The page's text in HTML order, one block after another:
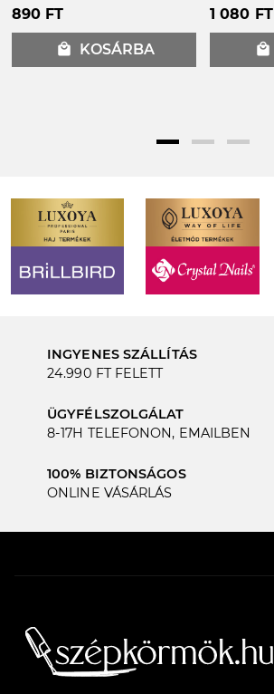
890 FT
local_mall KOSÁRBA
1 080 FT
local_mall
INGYENES SZÁLLÍTÁS
24.990 FT FELETT
ÜGYFÉLSZOLGÁLAT
8-17H TELEFONON, EMAILBEN
100% BIZTONSÁGOS
ONLINE VÁSÁRLÁS